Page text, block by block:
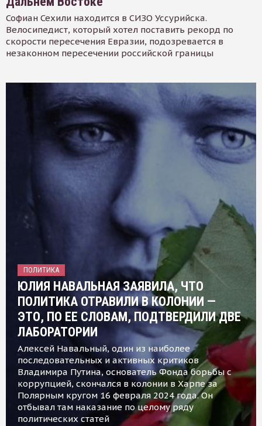
Софиан Сехили находится в СИЗО Уссурийска.
Велосипедист, который хотел поставить рекорд по
скорости пересечения Евразии, подозревается в
незаконном пересечении российской границы
ПОЛИТИКА
ЮЛИЯ НАВАЛЬНАЯ ЗАЯВИЛА, ЧТО
ПОЛИТИКА ОТРАВИЛИ В КОЛОНИИ —
ЭТО, ПО ЕЕ СЛОВАМ, ПОДТВЕРДИЛИ ДВЕ
ЛАБОРАТОРИИ
Алексей Навальный, один из наиболее
последовательных и активных критиков
Владимира Путина, основатель Фонда борьбы с
коррупцией, скончался в колонии в Харпе за
Полярным кругом 16 февраля 2024 года. Он
отбывал там наказание по целому ряду
политических статей